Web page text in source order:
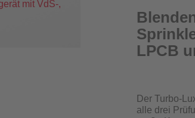
für
Download
LPCB
Der Turbo-
alle drei